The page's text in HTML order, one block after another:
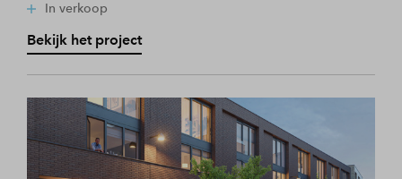
In verkoop
Bekijk het project